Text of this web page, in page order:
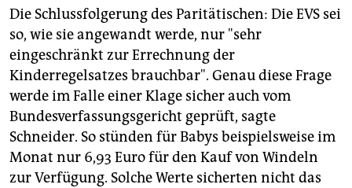
Die Schlussfolgerung des Paritätischen: Die EVS sei
so, wie sie angewandt werde, nur "sehr
eingeschränkt zur Errechnung der
Kinderregelsatzes brauchbar". Genau diese Frage
werde im Falle einer Klage sicher auch vom
Bundesverfassungsgericht geprüft, sagte
Schneider. So stünden für Babys beispielsweise im
Monat nur 6,93 Euro für den Kauf von Windeln
zur Verfügung. Solche Werte sicherten nicht das